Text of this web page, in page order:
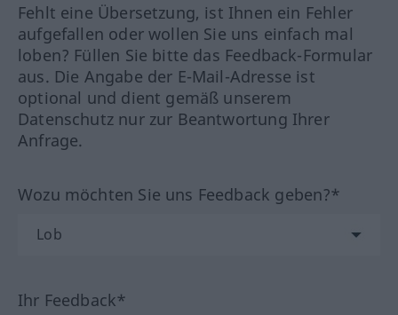
Fehlt eine Übersetzung, ist Ihnen ein Fehler
aufgefallen oder wollen Sie uns einfach mal
loben? Füllen Sie bitte das Feedback-Formular
aus. Die Angabe der E-Mail-Adresse ist
optional und dient gemäß unserem
Datenschutz nur zur Beantwortung Ihrer
Anfrage.
Wozu möchten Sie uns Feedback geben?*
Ihr Feedback*